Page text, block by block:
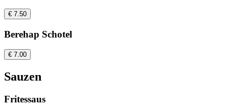
€ 7.50
Berehap Schotel
€ 7.00
Sauzen
Fritessaus